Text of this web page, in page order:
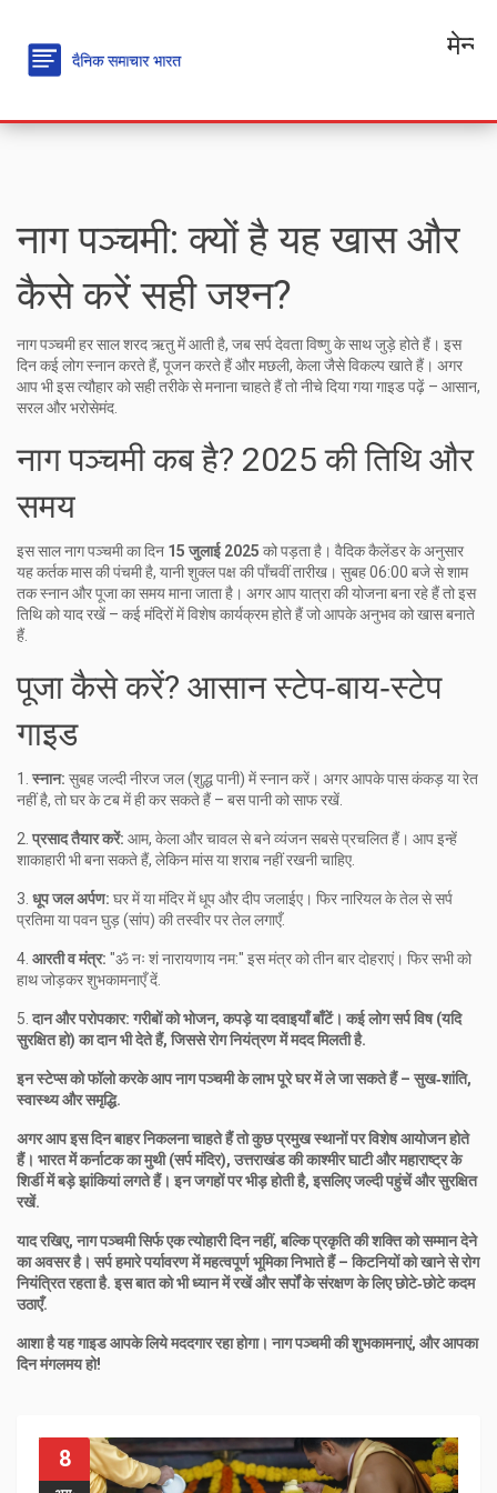
मेन्यू
नाग पञ्चमी: क्यों है यह खास और
कैसे करें सही जश्न?
नाग पञ्चमी हर साल शरद ऋतु में आती है, जब सर्प देवता विष्णु के साथ जुड़े होते हैं। इस
दिन कई लोग स्नान करते हैं, पूजन करते हैं और मछली, केला जैसे विकल्प खाते हैं। अगर
आप भी इस त्यौहार को सही तरीके से मनाना चाहते हैं तो नीचे दिया गया गाइड पढ़ें – आसान,
सरल और भरोसेमंद.
नाग पञ्चमी कब है? 2025 की तिथि और
समय
इस साल नाग पञ्चमी का दिन 15 जुलाई 2025 को पड़ता है। वैदिक कैलेंडर के अनुसार
यह कर्तक मास की पंचमी है, यानी शुक्ल पक्ष की पाँचवीं तारीख। सुबह 06:00 बजे से शाम
तक स्नान और पूजा का समय माना जाता है। अगर आप यात्रा की योजना बना रहे हैं तो इस
तिथि को याद रखें – कई मंदिरों में विशेष कार्यक्रम होते हैं जो आपके अनुभव को खास बनाते
हैं.
पूजा कैसे करें? आसान स्टेप‑बाय‑स्टेप
गाइड
1. स्नान: सुबह जल्दी नीरज जल (शुद्ध पानी) में स्नान करें। अगर आपके पास कंकड़ या रेत
नहीं है, तो घर के टब में ही कर सकते हैं – बस पानी को साफ रखें.
2. प्रसाद तैयार करें: आम, केला और चावल से बने व्यंजन सबसे प्रचलित हैं। आप इन्हें
शाकाहारी भी बना सकते हैं, लेकिन मांस या शराब नहीं रखनी चाहिए.
3. धूप जल अर्पण: घर में या मंदिर में धूप और दीप जलाईए। फिर नारियल के तेल से सर्प
प्रतिमा या पवन घुड़ (सांप) की तस्वीर पर तेल लगाएँ.
4. आरती व मंत्र: "ॐ नः शं नारायणाय नम:" इस मंत्र को तीन बार दोहराएं। फिर सभी को
हाथ जोड़कर शुभकामनाएँ दें.
5. दान और परोपकार: गरीबों को भोजन, कपड़े या दवाइयाँ बाँटें। कई लोग सर्प विष (यदि
सुरक्षित हो) का दान भी देते हैं, जिससे रोग नियंत्रण में मदद मिलती है.
इन स्टेप्स को फॉलो करके आप नाग पञ्चमी के लाभ पूरे घर में ले जा सकते हैं – सुख‑शांति,
स्वास्थ्य और समृद्धि.
अगर आप इस दिन बाहर निकलना चाहते हैं तो कुछ प्रमुख स्थानों पर विशेष आयोजन होते
हैं। भारत में कर्नाटक का मुथी (सर्प मंदिर), उत्तराखंड की काश्मीर घाटी और महाराष्ट्र के
शिर्डी में बड़े झांकियां लगते हैं। इन जगहों पर भीड़ होती है, इसलिए जल्दी पहुंचें और सुरक्षित
रखें.
याद रखिए, नाग पञ्चमी सिर्फ एक त्योहारी दिन नहीं, बल्कि प्रकृति की शक्ति को सम्मान देने
का अवसर है। सर्प हमारे पर्यावरण में महत्वपूर्ण भूमिका निभाते हैं – किटनियों को खाने से रोग
नियंत्रित रहता है. इस बात को भी ध्यान में रखें और सर्पों के संरक्षण के लिए छोटे‑छोटे कदम
उठाएँ.
आशा है यह गाइड आपके लिये मददगार रहा होगा। नाग पञ्चमी की शुभकामनाएं, और आपका
दिन मंगलमय हो!
8